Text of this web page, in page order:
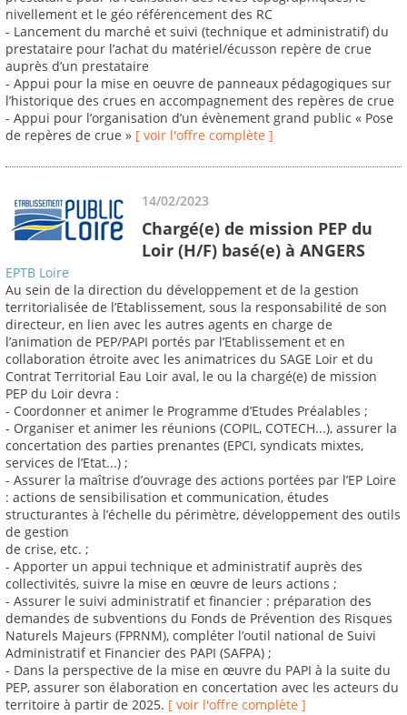
nivellement et le géo référencement des RC
- Lancement du marché et suivi (technique et administratif) du
prestataire pour l’achat du matériel/écusson repère de crue
auprès d’un prestataire
- Appui pour la mise en oeuvre de panneaux pédagogiques sur
l’historique des crues en accompagnement des repères de crue
- Appui pour l’organisation d’un évènement grand public « Pose
de repères de crue » [ voir l'offre complète ]
14/02/2023
Chargé(e) de mission PEP du
Loir (H/F) basé(e) à ANGERS
EPTB Loire
Au sein de la direction du développement et de la gestion
territorialisée de l’Etablissement, sous la responsabilité de son
directeur, en lien avec les autres agents en charge de
l’animation de PEP/PAPI portés par l’Etablissement et en
collaboration étroite avec les animatrices du SAGE Loir et du
Contrat Territorial Eau Loir aval, le ou la chargé(e) de mission
PEP du Loir devra :
- Coordonner et animer le Programme d’Etudes Préalables ;
- Organiser et animer les réunions (COPIL, COTECH...), assurer la
concertation des parties prenantes (EPCI, syndicats mixtes,
services de l’Etat...) ;
- Assurer la maîtrise d’ouvrage des actions portées par l’EP Loire
: actions de sensibilisation et communication, études
structurantes à l’échelle du périmètre, développement des outils
de gestion
de crise, etc. ;
- Apporter un appui technique et administratif auprès des
collectivités, suivre la mise en œuvre de leurs actions ;
- Assurer le suivi administratif et financier : préparation des
demandes de subventions du Fonds de Prévention des Risques
Naturels Majeurs (FPRNM), compléter l’outil national de Suivi
Administratif et Financier des PAPI (SAFPA) ;
- Dans la perspective de la mise en œuvre du PAPI à la suite du
PEP, assurer son élaboration en concertation avec les acteurs du
territoire à partir de 2025. [ voir l'offre complète ]